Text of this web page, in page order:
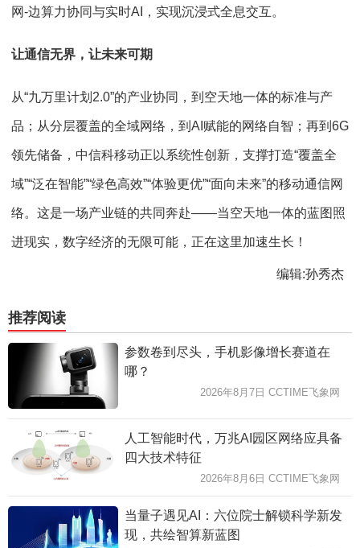
网-边算力协同与实时AI，实现沉浸式全息交互。
让通信无界，让未来可期
从“九万里计划2.0”的产业协同，到空天地一体的标准与产
品；从分层覆盖的全域网络，到AI赋能的网络自智；再到6G
领先储备，中信科移动正以系统性创新，支撑打造“覆盖全
域”“泛在智能”“绿色高效”“体验更优”“面向未来”的移动通信网
络。这是一场产业链的共同奔赴——当空天地一体的蓝图照
进现实，数字经济的无限可能，正在这里加速生长！
编辑:孙秀杰
推荐阅读
参数卷到尽头，手机影像增长赛道在
哪？
2026年8月7日 CCTIME飞象网
人工智能时代，万兆AI园区网络应具备
四大技术特征
2026年8月6日 CCTIME飞象网
当量子遇见AI：六位院士解锁科学新发
现，共绘智算新蓝图